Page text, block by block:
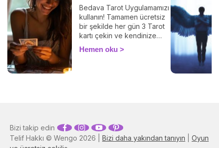
Bedava Tarot Uygulamamızı
kullanın! Tamamen ücretsiz
bir şekilde her gün 3 Tarot
kartı çekin ve kendinize
ayıracağınız birkaç
dakikayla içsel
Hemen oku
Telif Hakkı © Wengo 2026 | Bizi daha yakından tanıyın
Oyun
Bizi takip edin